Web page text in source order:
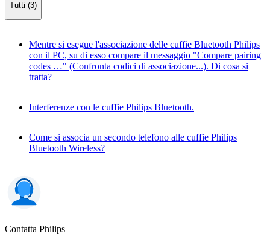
Tutti (3)
Mentre si esegue l'associazione delle cuffie Bluetooth Philips
con il PC, su di esso compare il messaggio "Compare pairing
codes …" (Confronta codici di associazione...). Di cosa si
tratta?
Interferenze con le cuffie Philips Bluetooth.
Come si associa un secondo telefono alle cuffie Philips
Bluetooth Wireless?
Contatta Philips